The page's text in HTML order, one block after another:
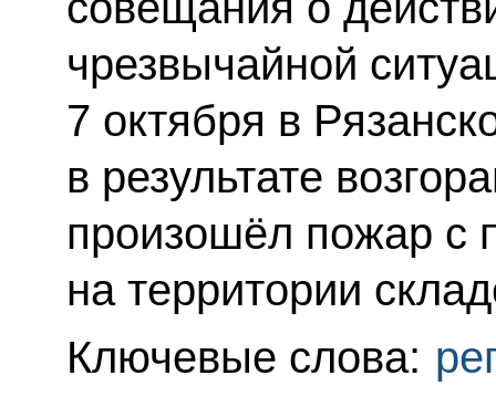
чрезвычайной
7 октября в
в результате
произошёл пожар с
на территории
Ключевые слова: